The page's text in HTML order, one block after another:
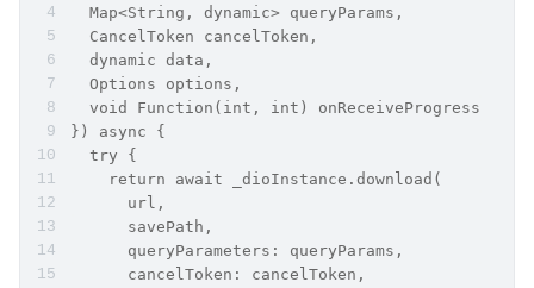
  Map<String, dynamic> queryParams,
  CancelToken cancelToken,
  dynamic data,
  Options options,
  void Function(int, int) onReceiveProgress,
}) async {
  try {
    return await _dioInstance.download(
      url,
      savePath,
      queryParameters: queryParams,
      cancelToken: cancelToken,